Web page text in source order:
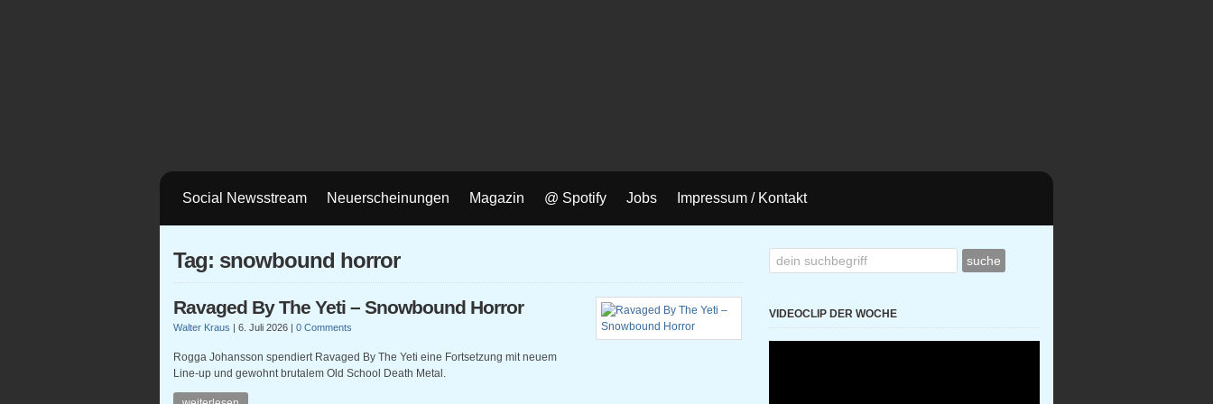
Social Newsstream Neuerscheinungen Magazin @ Spotify Jobs Impressum / Kontakt
Tag: snowbound horror
Ravaged By The Yeti – Snowbound Horror
Walter Kraus | 6. Juli 2026 | 0 Comments
Rogga Johansson spendiert Ravaged By The Yeti eine Fortsetzung mit neuem
Line-up und gewohnt brutalem Old School Death Metal.
VIDEOCLIP DER WOCHE